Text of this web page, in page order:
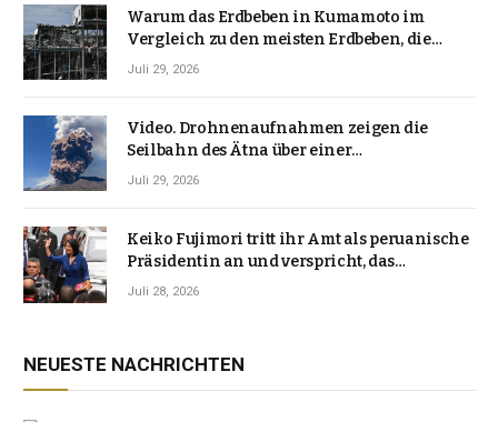
Warum das Erdbeben in Kumamoto im
Vergleich zu den meisten Erdbeben, die
Japan erschütterten, ungewöhnlich ist
Juli 29, 2026
Video. Drohnenaufnahmen zeigen die
Seilbahn des Ätna über einer
Vulkanlandschaft
Juli 29, 2026
Keiko Fujimori tritt ihr Amt als peruanische
Präsidentin an und verspricht, das
Jahrzehnt der Instabilität zu beenden
Juli 28, 2026
NEUESTE NACHRICHTEN